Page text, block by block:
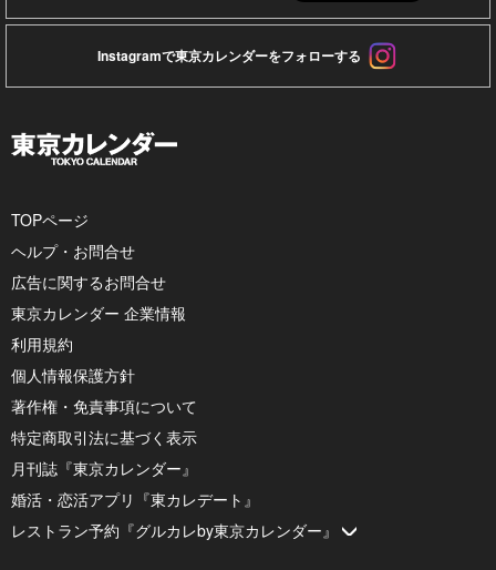
Instagramで東京カレンダーをフォローする
TOPページ
ヘルプ・お問合せ
広告に関するお問合せ
東京カレンダー 企業情報
利用規約
個人情報保護方針
著作権・免責事項について
特定商取引法に基づく表示
月刊誌『東京カレンダー』
婚活・恋活アプリ『東カレデート』
レストラン予約『グルカレby東京カレンダー』